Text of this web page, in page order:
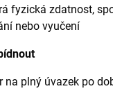
fyzická zdatnost,
nebo vyučení
na plný úvazek po